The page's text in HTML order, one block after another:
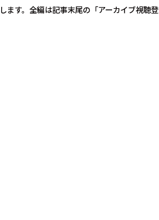
す。全編は記事末尾の「アーカイブ視聴